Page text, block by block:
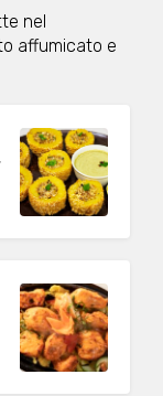
nel
affumicato e